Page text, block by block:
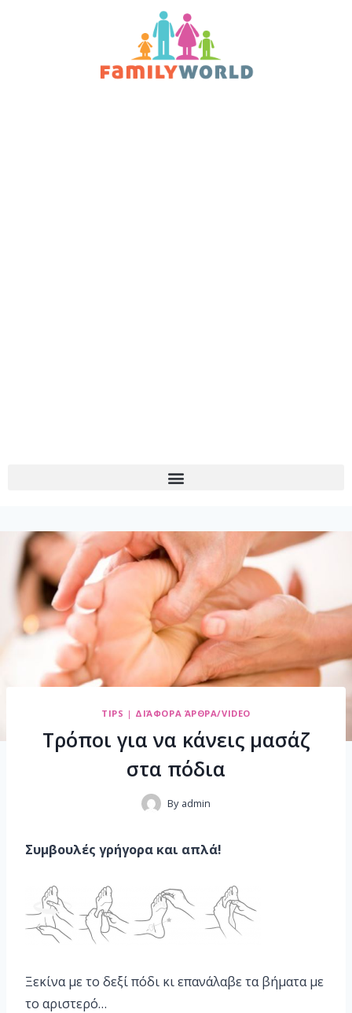
TIPS | ΔΙΆΦΟΡΑ ΆΡΘΡΑ/VIDEO
Τρόποι για να κάνεις μασάζ
στα πόδια
By admin
Συμβουλές γρήγορα και απλά!
Ξεκίνα με το δεξί πόδι κι επανάλαβε τα βήματα με
το αριστερό…